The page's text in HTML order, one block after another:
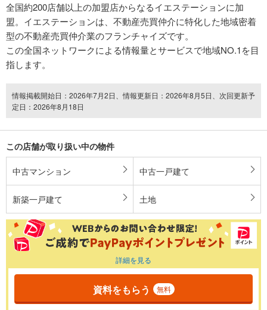
全国約200店舗以上の加盟店からなるイエステーションに加
盟。イエステーションは、不動産売買仲介に特化した地域密着
型の不動産売買仲介業のフランチャイズです。
この全国ネットワークによる情報量とサービスで地域NO.1を目
指します。
情報掲載開始日：2026年7月2日、情報更新日：2026年8月5日、次回更新予
定日：2026年8月18日
この店舗が取り扱い中の物件
中古マンション 中古一戸建て
新築一戸建て 土地
詳細を見る
資料をもらう 無料